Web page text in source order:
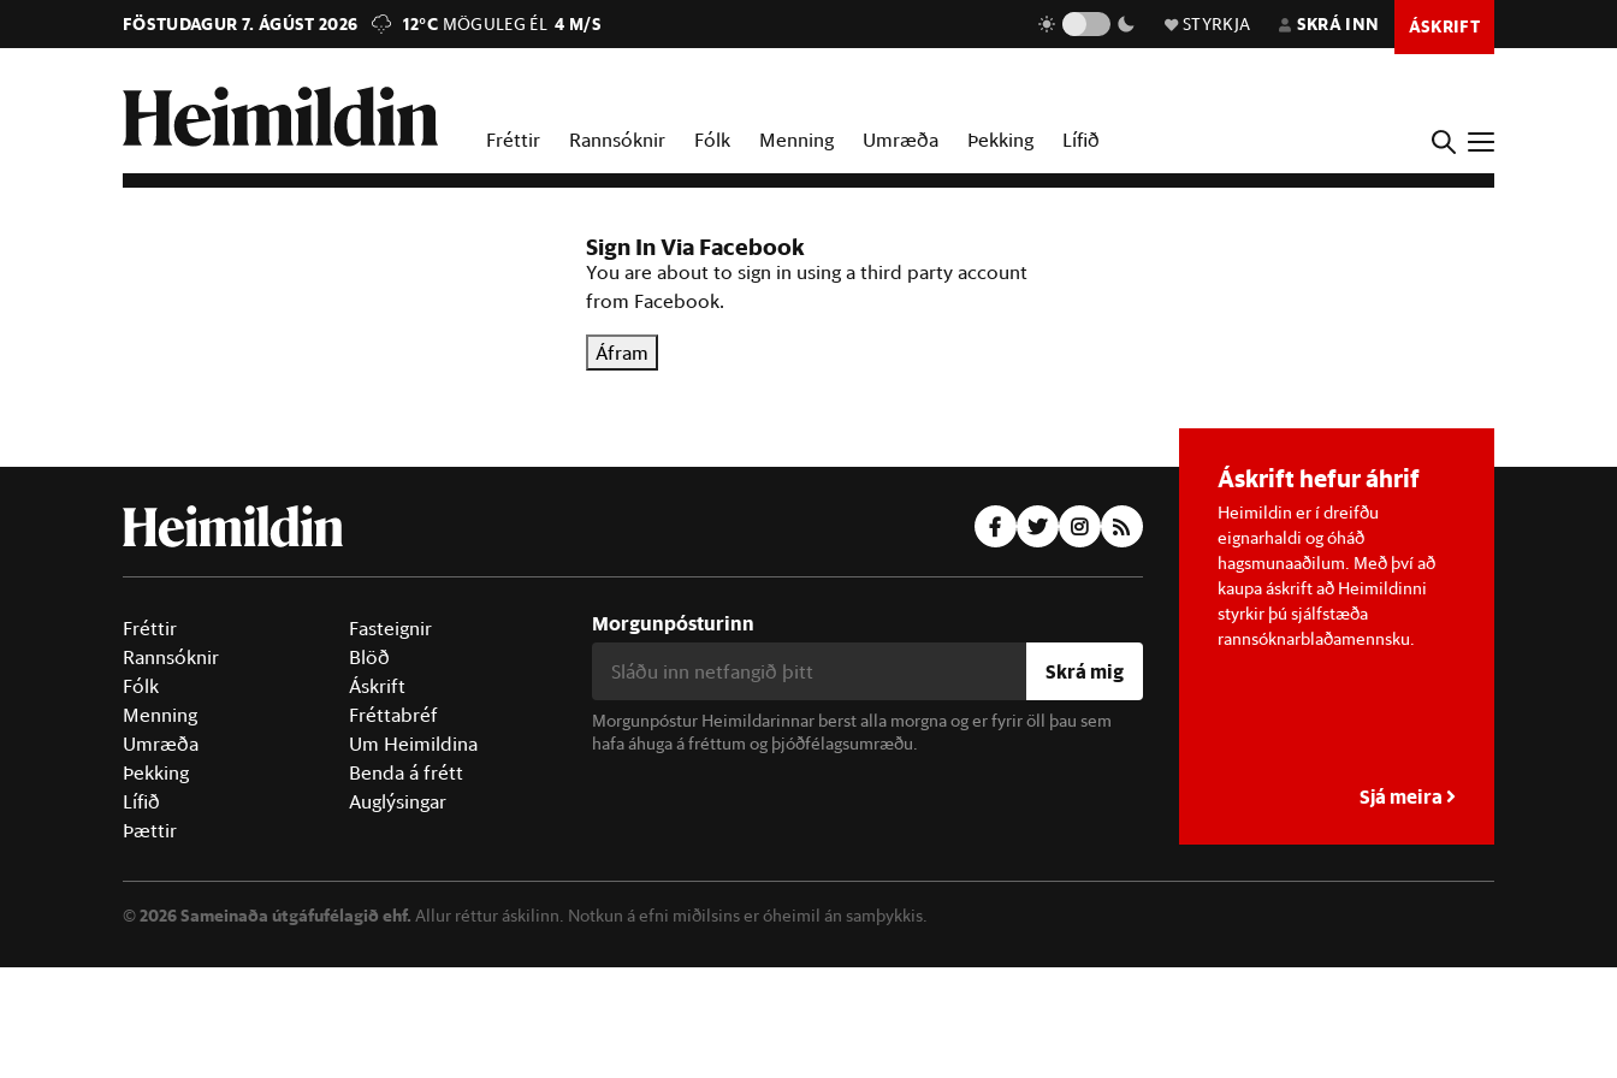
FÖSTUDAGUR 7. ÁGÚST 2026 12°C MÖGULEG ÉL 4 M/S STYRKJA SKRÁ INN ÁSKRIFT
Fréttir Rannsóknir Fólk Menning Umræða Þekking Lífið
Sign In Via Facebook
You are about to sign in using a third party account
from Facebook.
Áfram
Fréttir
Rannsóknir
Fólk
Menning
Umræða
Þekking
Lífið
Þættir
Fasteignir
Blöð
Áskrift
Fréttabréf
Um Heimildina
Benda á frétt
Auglýsingar
Morgunpósturinn
Skrá mig
Morgunpóstur Heimildarinnar berst alla morgna og er fyrir öll þau sem
hafa áhuga á fréttum og þjóðfélagsumræðu.
Áskrift hefur áhrif
Heimildin er í dreifðu
eignarhaldi og óháð
hagsmunaaðilum. Með því að
kaupa áskrift að Heimildinni
styrkir þú sjálfstæða
rannsóknarblaðamennsku.
Sjá meira
©2026 Sameinaða útgáfufélagið ehf. Allur réttur áskilinn. Notkun á efni miðilsins er óheimil án samþykkis.